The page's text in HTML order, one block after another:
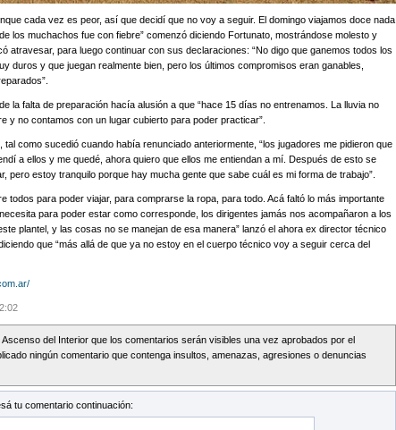
cada vez es peor, así que decidí que no voy a seguir. El domingo viajamos doce nada
los muchachos fue con fiebre” comenzó diciendo Fortunato, mostrándose molesto y
atravesar, para luego continuar con sus declaraciones: “No digo que ganemos todos los
duros y que juegan realmente bien, pero los últimos compromisos eran ganables,
la falta de preparación hacía alusión a que “hace 15 días no entrenamos. La lluvia no
y no contamos con un lugar cubierto para poder practicar”.
como sucedió cuando había renunciado anteriormente, “los jugadores me pidieron que
a ellos y me quedé, ahora quiero que ellos me entiendan a mí. Después de esto se
pero estoy tranquilo porque hay mucha gente que sabe cuál es mi forma de trabajo”.
todos para poder viajar, para comprarse la ropa, para todo. Acá faltó lo más importante
para poder estar como corresponde, los dirigentes jamás nos acompañaron a los
plantel, y las cosas no se manejan de esa manera” lanzó el ahora ex director técnico
que “más allá de que ya no estoy en el cuerpo técnico voy a seguir cerca del
del Interior que los comentarios serán visibles una vez aprobados por el
ningún comentario que contenga insultos, amenazas, agresiones o denuncias
tu comentario continuación: